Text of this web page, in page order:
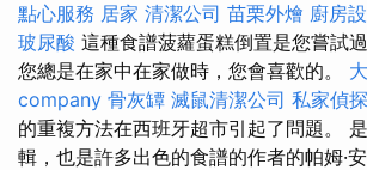
點心服務 居家 清潔公司 苗栗外燴 廚房
玻尿酸 這種食譜菠蘿蛋糕倒置是您嘗試
您總是在家中在家做時，您會喜歡的。
company 骨灰罈 滅鼠清潔公司 私家偵
的重複方法在西班牙超市引起了問題。
輯，也是許多出色的食譜的作者的帕姆·